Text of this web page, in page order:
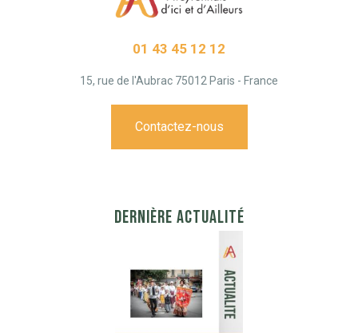
01 43 45 12 12
15, rue de l'Aubrac 75012 Paris - France
Contactez-nous
DERNIÈRE ACTUALITÉ